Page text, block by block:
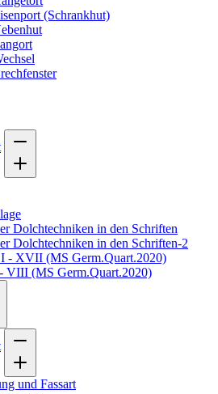
(Schrankhut)
Dolchtechniken in den Schriften
Dolchtechniken in den Schriften-2
- XVII (MS Germ.Quart.2020)
VIII (MS Germ.Quart.2020)
und Fassart